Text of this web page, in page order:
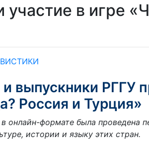
в игре
выпускники РГГУ
Россия и Турция»
онлайн-формате была проведена
истории и языку этих стран.